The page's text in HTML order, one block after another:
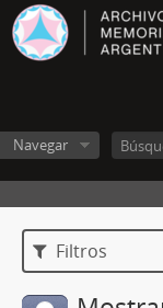
Navegar
Filtros